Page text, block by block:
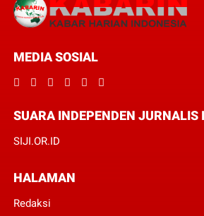
MEDIA SOSIAL
SUARA INDEPENDEN JURNALIS
SIJI.OR.ID
HALAMAN
Redaksi